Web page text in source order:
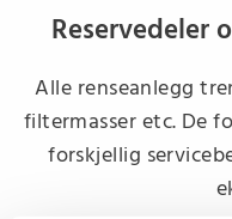
Reservedeler
Alle renseanlegg
filtermasser etc. De
forskjellig